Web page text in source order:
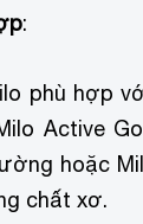
:
phù hợp
Active
hoặc
chất xơ.